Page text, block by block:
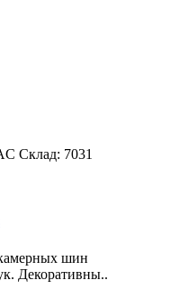
Склад: 7031
шин
Декоративны..